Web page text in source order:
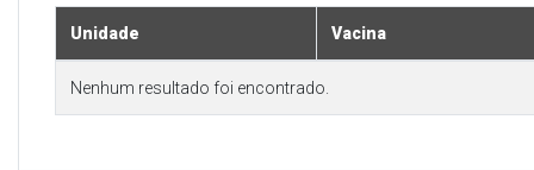
Unidade Vacina
Nenhum resultado foi encontrado.